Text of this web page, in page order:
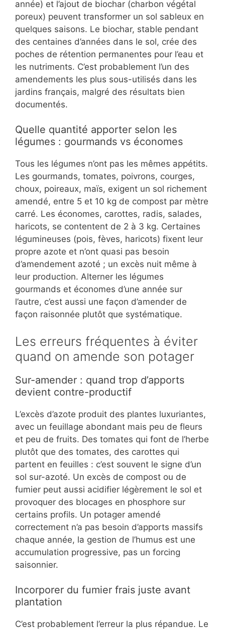
année) et l’ajout de biochar (charbon végétal
poreux) peuvent transformer un sol sableux en
quelques saisons. Le biochar, stable pendant
des centaines d’années dans le sol, crée des
poches de rétention permanentes pour l’eau et
les nutriments. C’est probablement l’un des
amendements les plus sous-utilisés dans les
jardins français, malgré des résultats bien
documentés.
Quelle quantité apporter selon les
légumes : gourmands vs économes
Tous les légumes n’ont pas les mêmes appétits.
Les gourmands, tomates, poivrons, courges,
choux, poireaux, maïs, exigent un sol richement
amendé, entre 5 et 10 kg de compost par mètre
carré. Les économes, carottes, radis, salades,
haricots, se contentent de 2 à 3 kg. Certaines
légumineuses (pois, fèves, haricots) fixent leur
propre azote et n’ont quasi pas besoin
d’amendement azoté ; un excès nuit même à
leur production. Alterner les légumes
gourmands et économes d’une année sur
l’autre, c’est aussi une façon d’amender de
façon raisonnée plutôt que systématique.
Les erreurs fréquentes à éviter
quand on amende son potager
Sur-amender : quand trop d’apports
devient contre-productif
L’excès d’azote produit des plantes luxuriantes,
avec un feuillage abondant mais peu de fleurs
et peu de fruits. Des tomates qui font de l’herbe
plutôt que des tomates, des carottes qui
partent en feuilles : c’est souvent le signe d’un
sol sur-azoté. Un excès de compost ou de
fumier peut aussi acidifier légèrement le sol et
provoquer des blocages en phosphore sur
certains profils. Un potager amendé
correctement n’a pas besoin d’apports massifs
chaque année, la gestion de l’humus est une
accumulation progressive, pas un forcing
saisonnier.
Incorporer du fumier frais juste avant
plantation
C’est probablement l’erreur la plus répandue. Le